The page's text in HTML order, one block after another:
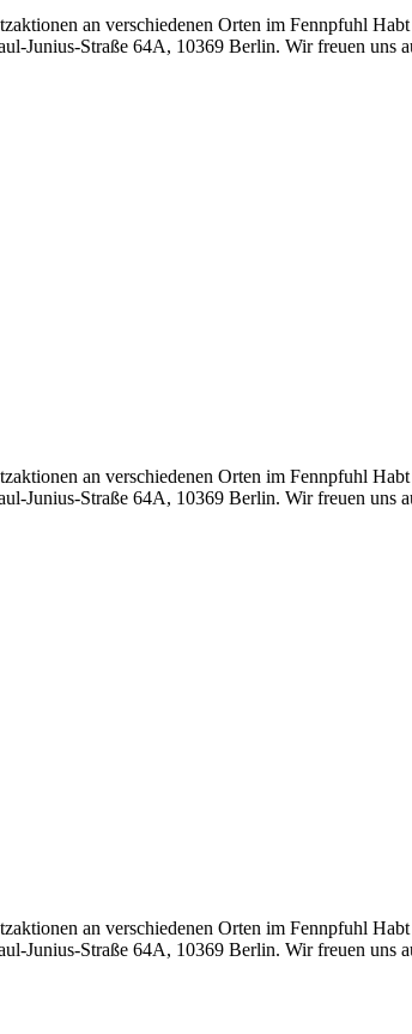
an verschiedenen Orten im Fennpfuhl
Junius-Straße 64A, 10369 Berlin. Wir freuen
an verschiedenen Orten im Fennpfuhl
Junius-Straße 64A, 10369 Berlin. Wir freuen
an verschiedenen Orten im Fennpfuhl
Junius-Straße 64A, 10369 Berlin. Wir freuen